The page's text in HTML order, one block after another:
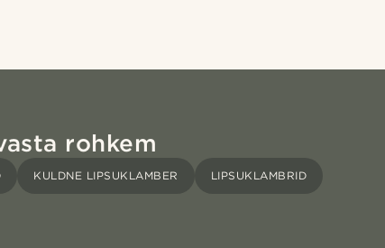
rohkem
KULDNE LIPSUKLAMBER LIPSUKLAMBRID